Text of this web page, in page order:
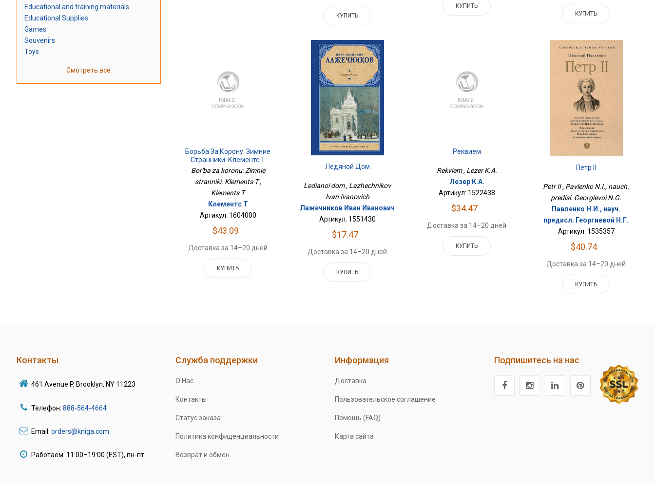
Educational and training materials
Educational Supplies
Games
Souvenirs
Toys
Смотреть все
КУПИТЬ
КУПИТЬ
КУПИТЬ
Борьба За Корону: Зимние
Странники. Клементс Т
Bor'ba za koronu: Zimnie
stranniki. Klements T ,
Klements T
Клементс Т
Артикул: 1604000
$43.09
Доставка за 14–20 дней
КУПИТЬ
Ледяной Дом
Ledianoi dom , Lazhechnikov
Ivan Ivanovich
Лажечников Иван Иванович
Артикул: 1551430
$17.47
Доставка за 14–20 дней
КУПИТЬ
Реквием
Rekviem , Lezer K.A.
Лезер К.А.
Артикул: 1522438
$34.47
Доставка за 14–20 дней
КУПИТЬ
Петр II
Petr II , Pavlenko N.I., nauch.
predisl. Georgievoi N.G.
Павленко Н.И., науч.
предисл. Георгиевой Н.Г.
Артикул: 1535357
$40.74
Доставка за 14–20 дней
КУПИТЬ
Контакты
461 Avenue P, Brooklyn, NY 11223
Телефон: 888-564-4664
Email: orders@kniga.com
Работаем: 11:00–19:00 (EST), пн-пт
Служба поддержки
О Нас
Контакты
Статус заказа
Политика конфиденциальности
Возврат и обмен
Информация
Доставка
Пользовательское соглашение
Помощь (FAQ)
Карта сайта
Подпишитесь на нас